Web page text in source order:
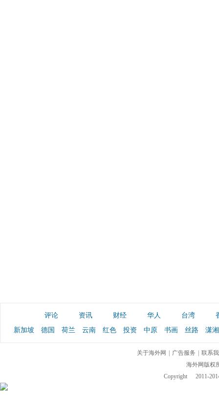
评论 资讯 财经 华人 台湾
新加坡
德国 荷兰 云南 红色 投资 中原 书画 丝路 潇湘
关于海外网 广告服务
联系
海外网版权
Copyright
2011-